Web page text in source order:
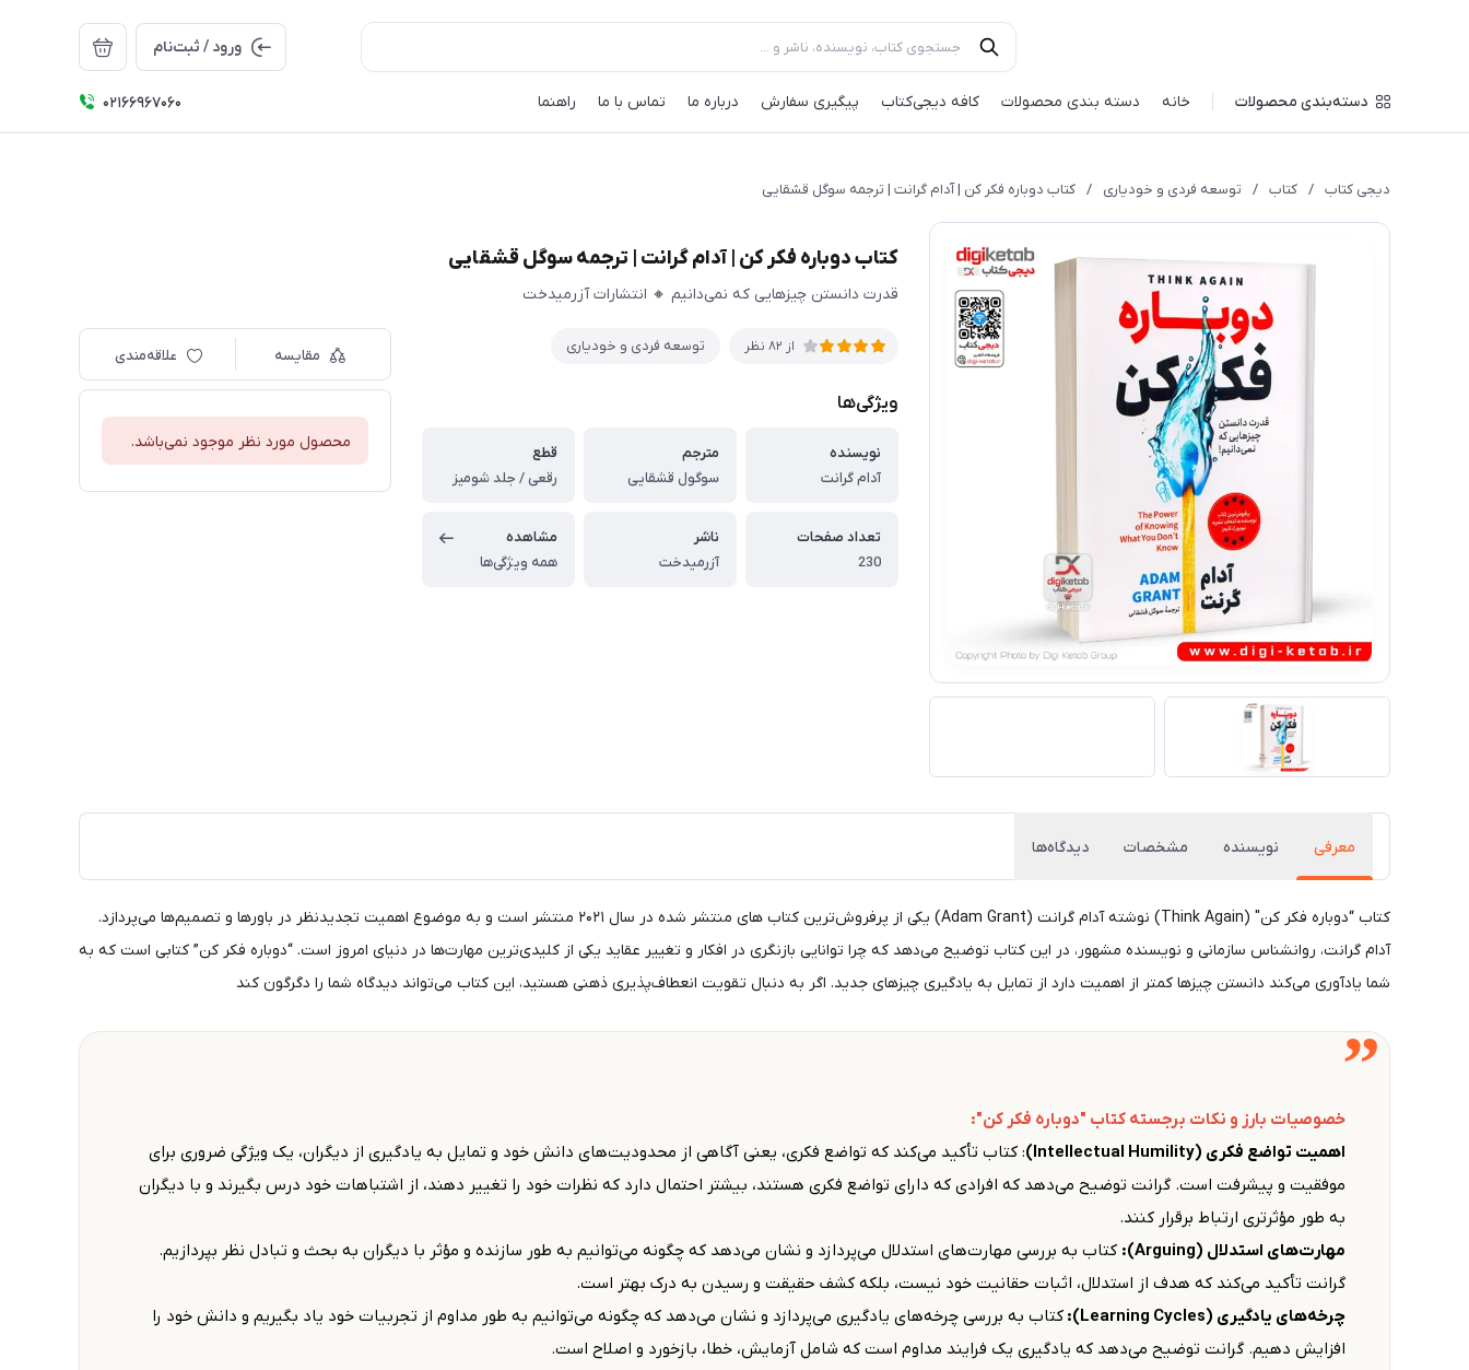
ورود / ثبت‌نام
دسته‌بندی محصولات خانه دسته بندی محصولات کافه‌ دیجی‌کتاب پیگیری سفارش درباره ما تماس با ما راهنما ۰۲۱66967060
دیجی کتاب / کتاب / توسعه فردی و خودیاری / کتاب دوباره فکر کن | آدام گرانت | ترجمه سوگل قشقایی
کتاب دوباره فکر کن | آدام گرانت | ترجمه سوگل قشقایی
قدرت دانستن چیزهایی که نمی‌دانیم 🔸 انتشارات آزرمیدخت
از 82 نظر توسعه فردی و خودیاری
ویژگی‌ها
نویسنده
آدام گرانت
مترجم
سوگول قشقایی
قطع
رقعی / جلد شومیز
تعداد صفحات
230
ناشر
آزرمیدخت
مشاهده
همه ویژگی‌ها
مقایسه علاقه‌مندی
محصول مورد نظر موجود نمی‌باشد.
معرفی نویسنده مشخصات دیدگاه‌ها
کتاب “دوباره فکر کن" (Think Again) نوشته آدام گرانت (Adam Grant) یکی از پرفروش‌ترین کتاب های منتشر شده در سال ۲۰۲۱ منتشر است و به موضوع اهمیت تجدیدنظر در باورها و تصمیم‌ها می‌پردازد.
آدام گرانت، روانشناس سازمانی و نویسنده مشهور، در این کتاب توضیح می‌دهد که چرا توانایی بازنگری در افکار و تغییر عقاید یکی از کلیدی‌ترین مهارت‌ها در دنیای امروز است. “دوباره فکر کن” کتابی است که به
شما یادآوری می‌کند دانستن چیزها کمتر از اهمیت دارد از تمایل به یادگیری چیزهای جدید. اگر به دنبال تقویت انعطاف‌پذیری ذهنی هستید، این کتاب می‌تواند دیدگاه شما را دگرگون کند
”
خصوصیات بارز و نکات برجسته کتاب "دوباره فکر کن":
اهمیت تواضع فکری (Intellectual Humility)
: کتاب تأکید می‌کند که تواضع فکری، یعنی آگاهی از محدودیت‌های دانش خود و تمایل به یادگیری از دیگران، یک ویژگی ضروری برای
موفقیت و پیشرفت است. گرانت توضیح می‌دهد که افرادی که دارای تواضع فکری هستند، بیشتر احتمال دارد که نظرات خود را تغییر دهند، از اشتباهات خود درس بگیرند و با دیگران
به طور مؤثرتری ارتباط برقرار کنند.
مهارت‌های استدلال (Arguing):
کتاب به بررسی مهارت‌های استدلال می‌پردازد و نشان می‌دهد که چگونه می‌توانیم به طور سازنده و مؤثر با دیگران به بحث و تبادل نظر بپردازیم.
گرانت تأکید می‌کند که هدف از استدلال، اثبات حقانیت خود نیست، بلکه کشف حقیقت و رسیدن به درک بهتر است.
چرخه‌های یادگیری (Learning Cycles):
کتاب به بررسی چرخه‌های یادگیری می‌پردازد و نشان می‌دهد که چگونه می‌توانیم به طور مداوم از تجربیات خود یاد بگیریم و دانش خود را
افزایش دهیم. گرانت توضیح می‌دهد که یادگیری یک فرایند مداوم است که شامل آزمایش، خطا، بازخورد و اصلاح است.